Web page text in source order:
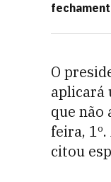
O
aplicará
que não
feira,
citou